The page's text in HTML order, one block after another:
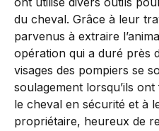
du cheval. Grâce à leur
parvenus à extraire
opération qui a duré près
visages des pompiers se
soulagement lorsqu’ils
le cheval en sécurité et à
propriétaire, heureux de